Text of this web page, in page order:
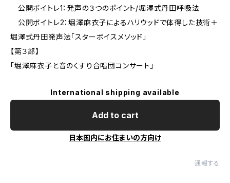
公開ボイトレ1：発声の３つのポイント/堀澤式丹田呼吸法
公開ボイトレ2：堀澤麻衣子によるハリウッドで体得した技術＋
堀澤式丹田発声法「スターボイスメソッド」
【第３部】
「堀澤麻衣子と音のくすり合唱団コンサート」
International shipping available
Add to cart
日本国内にお住まいの方向け
通報する